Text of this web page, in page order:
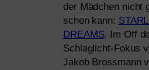
der Mädchen nicht
schen kann:
DREAMS. Im Off
Schlaglicht-Fokus
Jakob Brossmann